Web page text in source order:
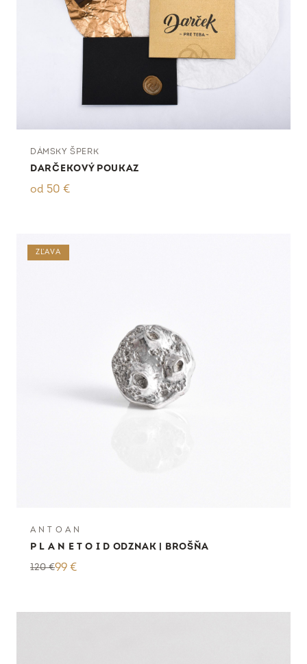
DÁMSKY ŠPERK
DARČEKOVÝ POUKAZ
od 50 €
ZĽAVA
A N T O A N
P L A N E T O I D ODZNAK | BROŠŇA
120€99 €